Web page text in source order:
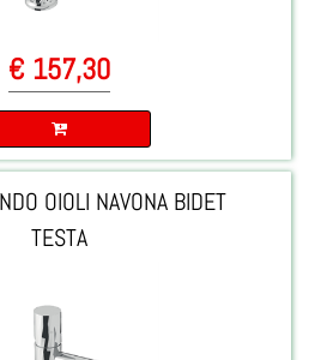
€ 157,30
OIOLI NAVONA BIDET
TESTA